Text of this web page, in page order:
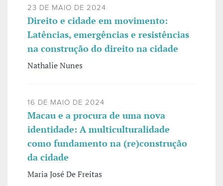
23 DE MAIO DE 2024
Direito e cidade em movimento:
Latências, emergências e resistências
na construção do direito na cidade
Nathalie Nunes
16 DE MAIO DE 2024
Macau e a procura de uma nova
identidade: A multiculturalidade
como fundamento na (re)construção
da cidade
Maria José De Freitas